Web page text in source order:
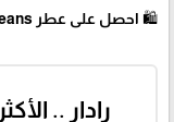
🛍 احصل على عطر Blue Jeans من Versace الآن عبر رادار للعطور! 🖤
رادار ..